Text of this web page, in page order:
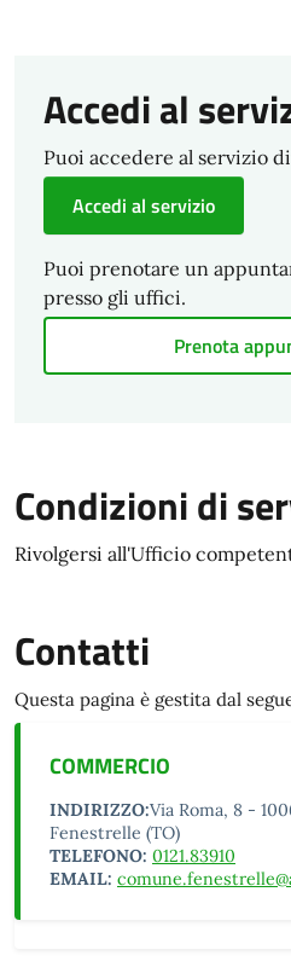
Accedi al
Puoi accedere al servizio
Accedi al servizio
Puoi prenotare un
presso gli uffici.
Prenota
Condizioni di
Rivolgersi all'Ufficio
Contatti
Questa pagina è gestita dal
COMMERCIO
INDIRIZZO:Via Roma, 8 -
Fenestrelle (TO)
TELEFONO: 0121.83910
EMAIL: